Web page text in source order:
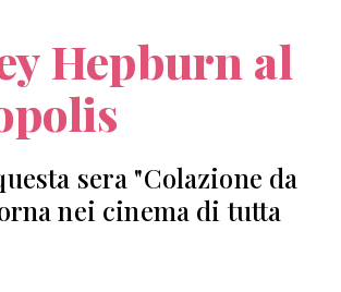
Hepburn al
sera "Colazione da
nei cinema di tutta